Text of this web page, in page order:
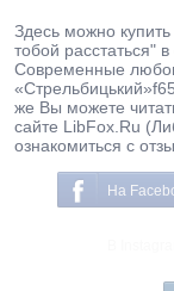
Здесь можно
тобой расстаться"
Современные
же Вы можете
сайте LibFox.Ru
ознакомиться с
На